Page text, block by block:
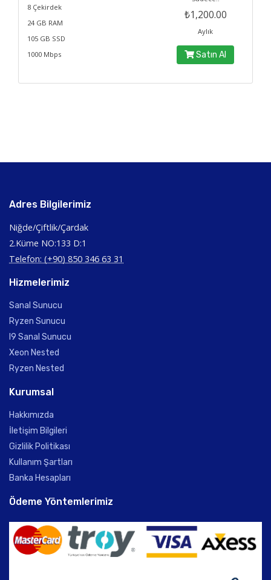
8 Çekirdek
24 GB RAM
105 GB SSD
1000 Mbps
₺1,200.00
Aylık
Satın Al
Adres Bilgilerimiz
Niğde/Çiftlik/Çardak
2.Küme NO:133 D:1
Telefon: (+90) 850 346 63 31
Hizmelerimiz
Sanal Sunucu
Ryzen Sunucu
I9 Sanal Sunucu
Xeon Nested
Ryzen Nested
Kurumsal
Hakkımızda
İletişim Bilgileri
Gizlilik Politikası
Kullanım Şartları
Banka Hesapları
Ödeme Yöntemlerimiz